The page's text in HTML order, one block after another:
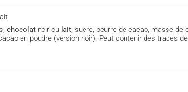
chocolat noir ou lait, sucre, beurre de cacao, masse de
en poudre (version noir). Peut contenir des traces